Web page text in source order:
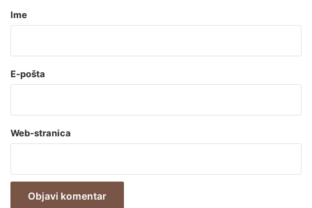
r
o
a
v
z
Ime
E-pošta
Web-stranica